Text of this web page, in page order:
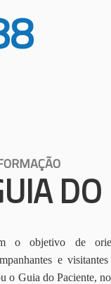
o objetivo de
e
o Guia do Paciente,